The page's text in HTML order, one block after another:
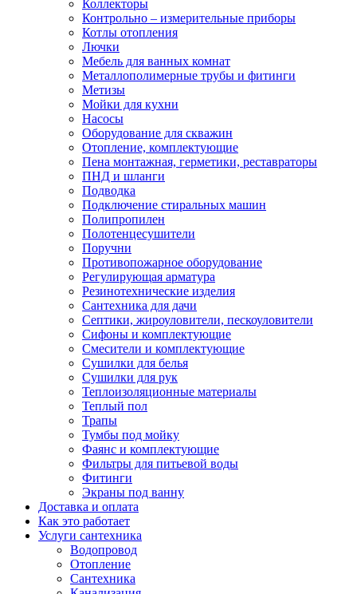
Коллекторы
Контрольно – измерительные приборы
Котлы отопления
Лючки
Мебель для ванных комнат
Металлополимерные трубы и фитинги
Метизы
Мойки для кухни
Насосы
Оборудование для скважин
Отопление, комплектующие
Пена монтажная, герметики, реставраторы
ПНД и шланги
Подводка
Подключение стиральных машин
Полипропилен
Полотенцесушители
Поручни
Противопожарное оборудование
Регулирующая арматура
Резинотехнические изделия
Сантехника для дачи
Септики, жироуловители, пескоуловители
Сифоны и комплектующие
Смесители и комплектующие
Сушилки для белья
Сушилки для рук
Теплоизоляционные материалы
Теплый пол
Трапы
Тумбы под мойку
Фаянс и комплектующие
Фильтры для питьевой воды
Фитинги
Экраны под ванну
Доставка и оплата
Как это работает
Услуги сантехника
Водопровод
Отопление
Сантехника